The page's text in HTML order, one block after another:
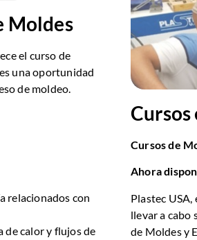
Moldes
el curso de
una oportunidad
de moldeo.
relacionados con
de calor y flujos de
Cursos
Cursos de
Ahora
Plastec
llevar a cabo
de Moldes y